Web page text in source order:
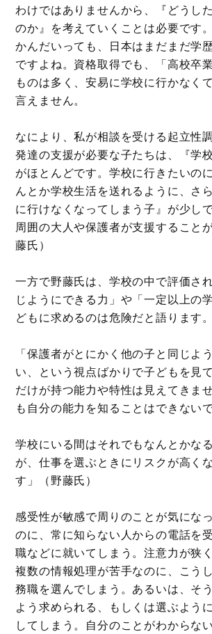
わけではありませんから、『どうし
のか』を考えていくことは必要です
かんだいっても、日本はまだまだ学
ですよね。資格取得でも、「高校卒
ものは多く、安易に学校に行かなく
言えません。
なにより、私が相談を受ける起立性
発達の支援が必要な子たちは、『学
がほとんどです。学校に行きたいの
んとか学校生活を送れるように、さ
に行けなくなってしまう子』が少し
周囲の大人や保護者が支援すること
藤氏）
一方で野藤氏は、学校の中で評価さ
じようにできる力」や「一定以上の
どもに求めるのは危険だと語ります。
「保護者がとにかく他の子と同じよ
い、という視点ばかりで子どもを見
だけが持つ能力や特性は見えてきま
も自分の能力を知ることはできないで
学校にいる間はそれでもなんとかな
が、仕事を選ぶときにリスクが高く
す」（野藤氏）
感受性が敏感で周りのことが気にな
のに、常に知らない人からの電話を
職などに就いてしまう。注意力が狭
複数の情報処理が苦手なのに、こう
務職を選んでしまう。あるいは、そ
よう求められる、もしくは選ぶよう
してしまう。自分のことがわからな